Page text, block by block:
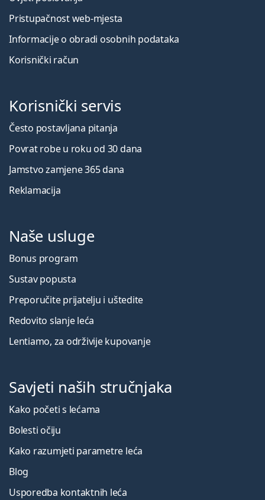
Pristupačnost web-mjesta
Informacije o obradi osobnih podataka
Korisnički račun
Korisnički servis
Često postavljana pitanja
Povrat robe u roku od 30 dana
Jamstvo zamjene 365 dana
Reklamacija
Naše usluge
Bonus program
Sustav popusta
Preporučite prijatelju i uštedite
Redovito slanje leća
Lentiamo, za održivije kupovanje
Savjeti naših stručnjaka
Kako početi s lećama
Bolesti očiju
Kako razumjeti parametre leća
Blog
Usporedba kontaktnih leća